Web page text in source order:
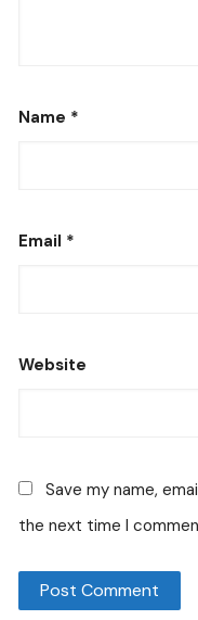
Name *
Email *
Website
Save my name,
the next time I